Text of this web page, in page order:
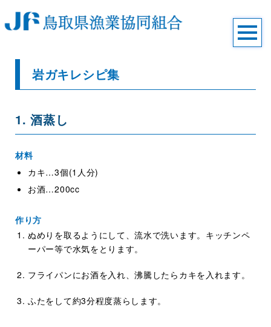
岩ガキレシピ集
1. 酒蒸し
材料
カキ…3個(1人分)
お酒…200cc
作り方
ぬめりを取るようにして、流水で洗います。キッチンペ
ーパー等で水気をとります。
フライパンにお酒を入れ、沸騰したらカキを入れます。
ふたをして約3分程度蒸らします。